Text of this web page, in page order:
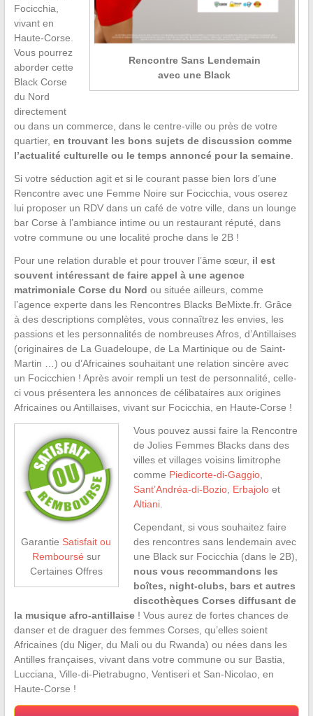
Rencontre Sans Lendemain
avec une Black
Focicchia,
vivant en
Haute-Corse.
Vous pourrez
aborder cette
Black Corse
du Nord
directement
ou dans un commerce, dans le centre-ville ou près de votre
quartier, en trouvant les bons sujets de discussion comme
l’actualité culturelle ou le temps annoncé pour la semaine.
Si votre séduction agit et si le courant passe bien lors d’une
Rencontre avec une Femme Noire sur Focicchia, vous oserez
lui proposer un RDV dans un café de votre ville, dans un lounge
bar Corse à l’ambiance intime ou un restaurant réputé, dans
votre commune ou une localité proche dans le 2B !
Pour une relation durable et pour trouver l’âme sœur, il est
souvent intéressant de faire appel à une agence
matrimoniale Corse du Nord ou située ailleurs, comme
l’agence experte dans les Rencontres Blacks BeMixte.fr. Grâce
à des descriptions complètes, vous connaîtrez les envies, les
passions et les personnalités de nombreuses Afros, d’Antillaises
(originaires de La Guadeloupe, de La Martinique ou de Saint-
Martin …) ou d’Africaines souhaitant une relation sincère avec
un Focicchien ! Après avoir rempli un test de personnalité, celle-
ci vous présentera les annonces de célibataires aux origines
Africaines ou Antillaises, vivant sur Focicchia, en Haute-Corse !
Garantie Satisfait ou
Remboursé sur
Certaines Offres
Vous pouvez aussi faire la Rencontre
de Jolies Femmes Blacks dans des
villes et villages voisins limitrophe
comme Piedicorte-di-Gaggio,
Sant’Andréa-di-Bozio, Erbajoloet
Altiani.
Cependant, si vous souhaitez faire
des rencontres sans lendemain avec
une Black sur Focicchia (dans le 2B),
nous vous recommandons les
boîtes, night-clubs, bars et autres
discothèques Corses diffusant de
la musique afro-antillaise! Vous aurez de fortes chances de
danser et de draguer des femmes Corses, qu’elles soient
Africaines (du Niger, du Mali ou du Rwanda) ou nées dans les
Antilles françaises, vivant dans votre commune ou sur Bastia,
Lucciana, Ville-di-Pietrabugno, Ventiseri et San-Nicolao, en
Haute-Corse !